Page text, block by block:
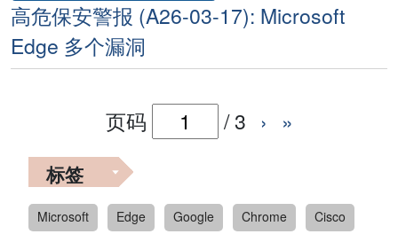
高危保安警报 (A26-03-17): Microsoft
Edge 多个漏洞
页码 /3 › »
标签
Microsoft Edge Google Chrome
Cisco